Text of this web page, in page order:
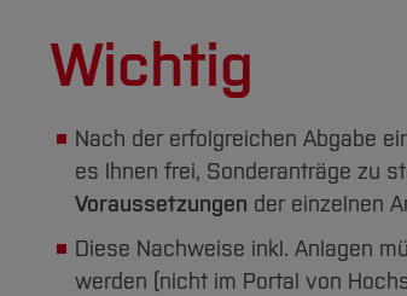
Wichtig
Nach der erfolgreichen Abgabe
es Ihnen frei, Sonderanträge zu
Voraussetzungen der einzelnen
Diese Nachweise inkl. Anlagen
werden (nicht im Portal von